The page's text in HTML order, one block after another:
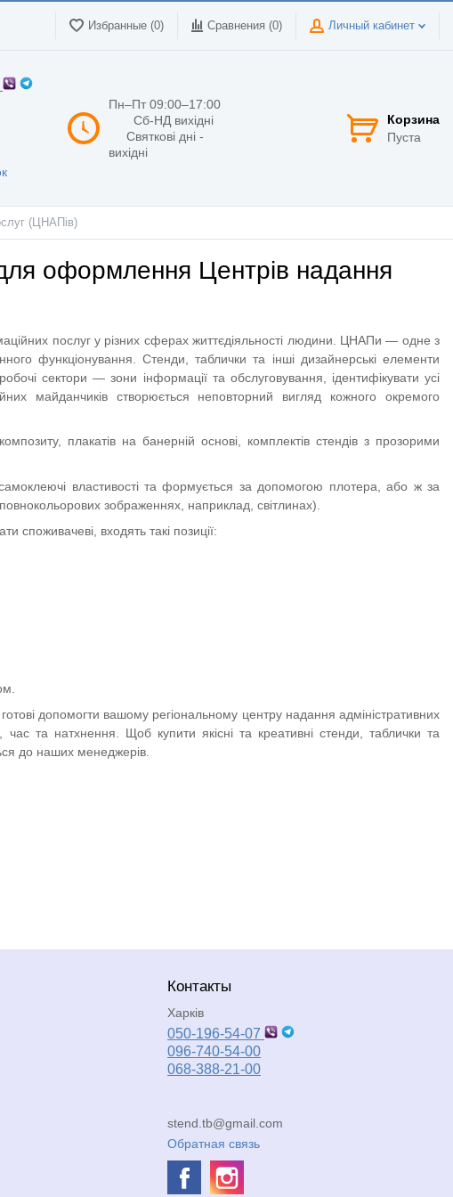
Избранные (0) Сравнения (0) Личный кабинет
Пн–Пт 09:00–17:00
Сб-НД вихідні
Святкові дні -
вихідні
Корзина
Пуста
(ЦНАПів)
оформлення Центрів надання
послуг у різних сферах життєдіяльності людини. ЦНАПи — одне з
функціонування. Стенди, таблички та інші дизайнерські елементи
сектори — зони інформації та обслуговування, ідентифікувати усі
майданчиків створюється неповторний вигляд кожного окремого
плакатів на банерній основі, комплектів стендів з прозорими
властивості та формується за допомогою плотера, або ж за
зображеннях, наприклад, світлинах).
споживачеві, входять такі позиції:
допомогти вашому регіональному центру надання адміністративних
та натхнення. Щоб купити якісні та креативні стенди, таблички та
до наших менеджерів.
Контакты
Харків
050-196-54-07
096-740-54-00
068-388-21-00
stend.tb@gmail.com
Обратная связь